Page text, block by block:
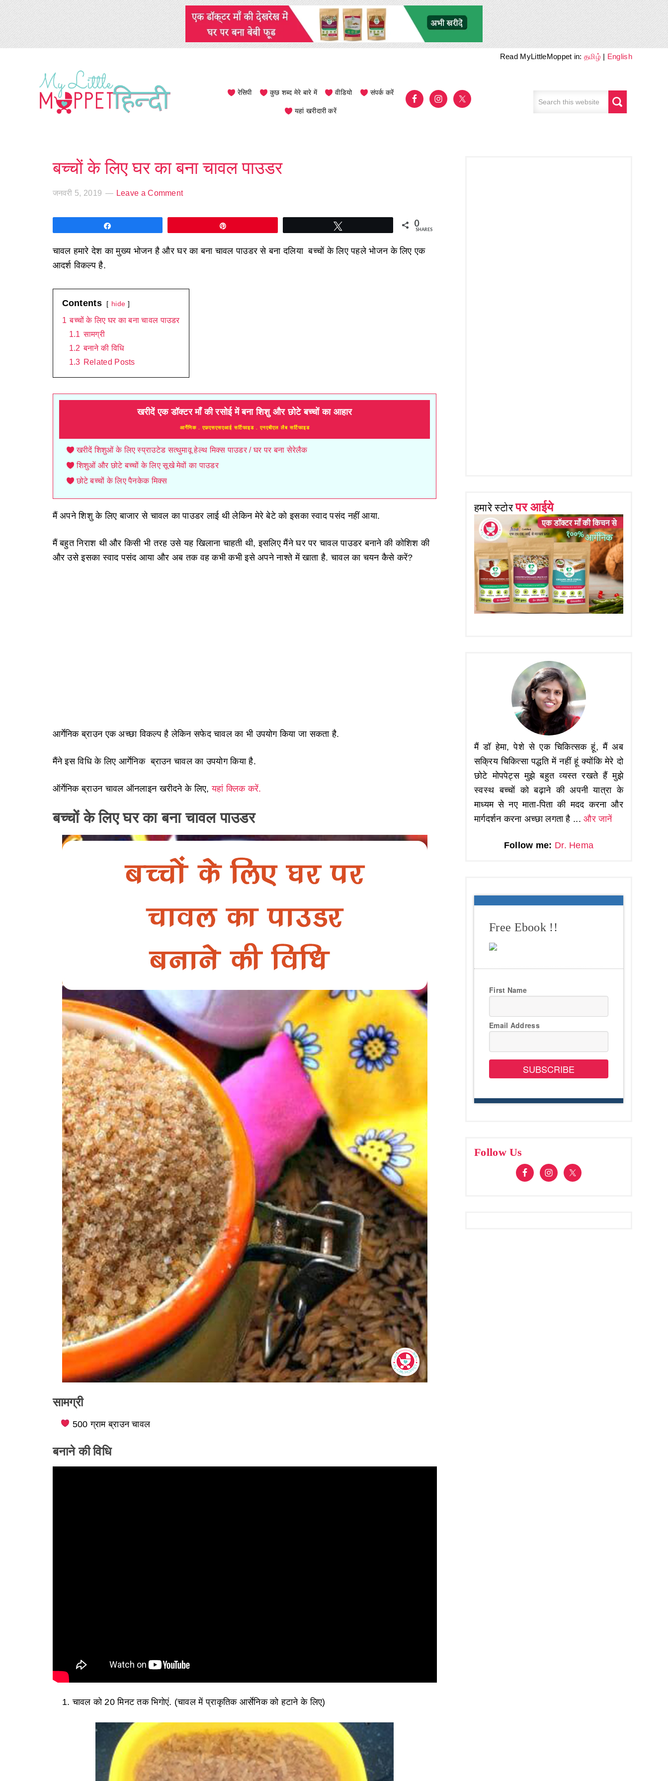
Read MyLittleMoppet in:தமிழ் | English
रेसिपी कुछ शब्द मेरे बारे में वीडियो संपर्क करें
यहां खरीदारी करें
बच्चों के लिए घर का बना चावल पाउडर
जनवरी 5, 2019 Leave a Comment
0
SHARES
चावल हमारे देश का मुख्य भोजन है और घर का बना चावल पाउडर से बना दलिया बच्चों के लिए पहले भोजन के लिए एक
आदर्श विकल्प है.
Contents hide
1 बच्चों के लिए घर का बना चावल पाउडर
1.1 सामग्री
1.2 बनाने की विधि
1.3 Related Posts
खरीदें एक डॉक्टर माँ की रसोई में बना शिशु और छोटे बच्चों का आहार
आर्गेनिक . एफ़एसएसएआई सर्टिफाइड . एनएबीएल लैब सर्टिफाइड
खरीदें शिशुओं के लिए स्प्राउटेड सत्थुमावू हेल्थ मिक्स पाउडर / घर पर बना सेरेलैक
शिशुओं और छोटे बच्चों के लिए सूखे मेवों का पाउडर
छोटे बच्चों के लिए पैनकेक मिक्स
मैं अपने शिशु के लिए बाजार से चावल का पाउडर लाई थी लेकिन मेरे बेटे को इसका स्वाद पसंद नहीं आया.
मैं बहुत निराश थी और किसी भी तरह उसे यह खिलाना चाहती थी, इसलिए मैंने घर पर चावल पाउडर बनाने की कोशिश की
और उसे इसका स्वाद पसंद आया और अब तक वह कभी कभी इसे अपने नाश्ते में खाता है. चावल का चयन कैसे करें?
आर्गेनिक ब्राउन एक अच्छा विकल्प है लेकिन सफेद चावल का भी उपयोग किया जा सकता है.
मैंने इस विधि के लिए आर्गेनिक ब्राउन चावल का उपयोग किया है.
ऑर्गेनिक ब्राउन चावल ऑनलाइन खरीदने के लिए,यहां क्लिक करें.
बच्चों के लिए घर का बना चावल पाउडर
सामग्री
500 ग्राम ब्राउन चावल
बनाने की विधि
चावल को 20 मिनट तक भिगोएं. (चावल में प्राकृतिक आर्सेनिक को हटाने के लिए)
हमारे स्टोरपर आईये
मैं डॉ हेमा, पेशे से एक चिकित्सक हूं, मैं अब
सक्रिय चिकित्सा पद्धति में नहीं हूं क्योंकि मेरे दो
छोटे मोपपेट्स मुझे बहुत व्यस्त रखते हैं मुझे
स्वस्थ बच्चों को बढ़ाने की अपनी यात्रा के
माध्यम से नए माता-पिता की मदद करना और
मार्गदर्शन करना अच्छा लगता है ...और जानें
Follow me: Dr. Hema
Free Ebook !!
First Name
Email Address
SUBSCRIBE
Follow Us